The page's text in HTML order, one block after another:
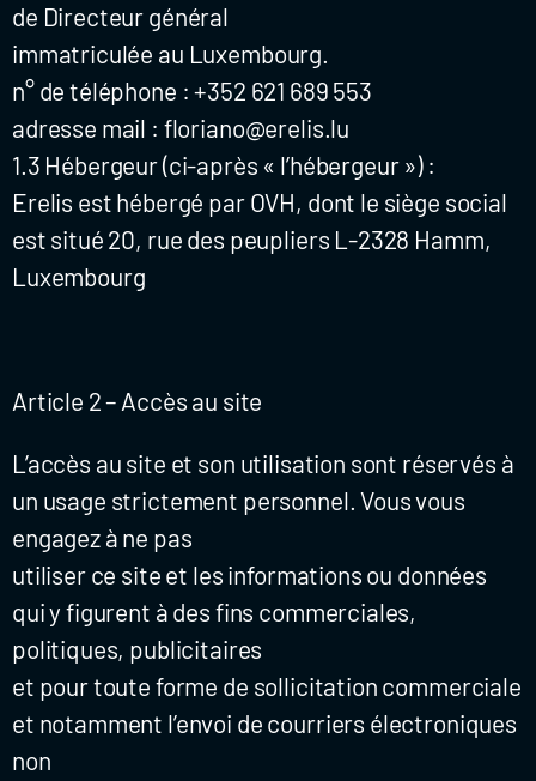
de Directeur général
immatriculée au Luxembourg.
n° de téléphone : +352 621 689 553
adresse mail : floriano@erelis.lu
1.3 Hébergeur (ci-après « l’hébergeur ») :
Erelis est hébergé par OVH, dont le siège social
est situé 20, rue des peupliers L-2328 Hamm,
Luxembourg
Article 2 – Accès au site
L’accès au site et son utilisation sont réservés à
un usage strictement personnel. Vous vous
engagez à ne pas
utiliser ce site et les informations ou données
qui y figurent à des fins commerciales,
politiques, publicitaires
et pour toute forme de sollicitation commerciale
et notamment l’envoi de courriers électroniques
non